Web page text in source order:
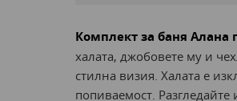
Комплект за баня Алана
халата, джобовете му и
стилна визия. Халата е
попиваемост.